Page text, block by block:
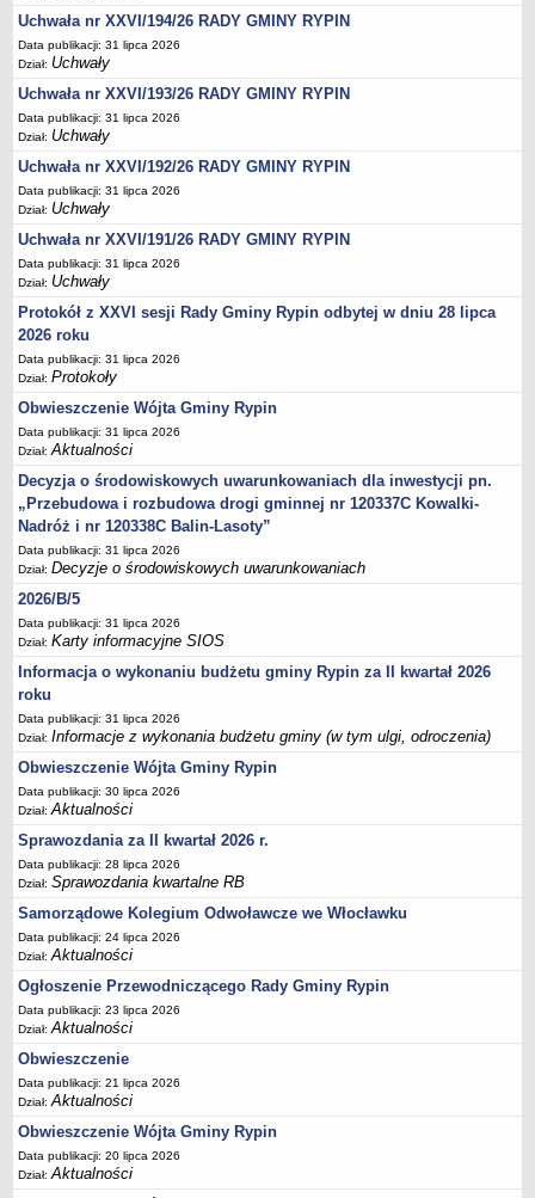
Urząd gminy
Jednostki organizacyjne, GOPS, Instytucja kultury, OSP
Jednostki pomocnicze - sołectwa
Plan pracy komisji rewizyjnej
Sesje Rady Gminy Rypin
PRAWO LOKALNE
Statut
Strategia rozwoju
Uchwały
Projekty uchwał
Protokoły
Imienne wykazy głosowań radnych
Postać dokumentów
Akty Prawne, Dzienniki Ustaw, Monitory Polskie
Prawo miejscowe
Zarządzenia
Studium uwarunkowań i kierunków zagospodarowania
przestrzennego
Dane przestrzenne - MPZP
Stałe obwody głosowania, numery, granice oraz siedziby
obwodowych komisji wyborczych, opis granic okręgów wyborczych
Plan ogólny gminy Rypin
FINANSE GMINY
Budżet
Zmiany budżetu
Wieloletnia Prognoza Finansowa
Majątek gminy
Majątek jednostek organizacyjnych
Dług publiczny
Realizacja inwestycji
Sprawozdania z wykonania budżetu
Sprawozdania kwartalne RB
Sprawozdania finansowe
Informacje z wykonania budżetu gminy (w tym ulgi, odroczenia)
Interpretacje indywidualne
SPRAWY DO ZAŁATWIENIA
BUDOWA PRZYDOMOWYCH OCZYSZCZALNI ŚCIEKÓW -
DOFINANSOWANIE
Preferencyjny zakup węgla
Wykaz spraw
Uchwała nr XXVI/194/26 RADY GMINY RYPIN
Data publikacji: 31 lipca 2026
Dział: Uchwały
Uchwała nr XXVI/193/26 RADY GMINY RYPIN
Data publikacji: 31 lipca 2026
Dział: Uchwały
Uchwała nr XXVI/192/26 RADY GMINY RYPIN
Data publikacji: 31 lipca 2026
Dział: Uchwały
Uchwała nr XXVI/191/26 RADY GMINY RYPIN
Data publikacji: 31 lipca 2026
Dział: Uchwały
Protokół z XXVI sesji Rady Gminy Rypin odbytej w dniu 28 lipca
2026 roku
Data publikacji: 31 lipca 2026
Dział:Protokoły
Obwieszczenie Wójta Gminy Rypin
Data publikacji: 31 lipca 2026
Dział:Aktualności
Decyzja o środowiskowych uwarunkowaniach dla inwestycji pn.
„Przebudowa i rozbudowa drogi gminnej nr 120337C Kowalki-
Nadróż i nr 120338C Balin-Lasoty”
Data publikacji: 31 lipca 2026
Dział:Decyzje o środowiskowych uwarunkowaniach
2026/B/5
Data publikacji: 31 lipca 2026
Dział:Karty informacyjne SIOS
Informacja o wykonaniu budżetu gminy Rypin za II kwartał 2026
roku
Data publikacji: 31 lipca 2026
Dział:Informacje z wykonania budżetu gminy (w tym ulgi, odroczenia)
Obwieszczenie Wójta Gminy Rypin
Data publikacji: 30 lipca 2026
Dział:Aktualności
Sprawozdania za II kwartał 2026 r.
Data publikacji: 28 lipca 2026
Dział:Sprawozdania kwartalne RB
Samorządowe Kolegium Odwoławcze we Włocławku
Data publikacji: 24 lipca 2026
Dział:Aktualności
Ogłoszenie Przewodniczącego Rady Gminy Rypin
Data publikacji: 23 lipca 2026
Dział:Aktualności
Obwieszczenie
Data publikacji: 21 lipca 2026
Dział:Aktualności
Obwieszczenie Wójta Gminy Rypin
Data publikacji: 20 lipca 2026
Dział:Aktualności